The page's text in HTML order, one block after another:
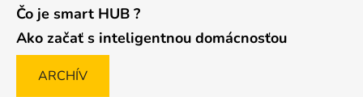
Čo je smart HUB ?
Ako začať s inteligentnou domácnosťou
ARCHÍV